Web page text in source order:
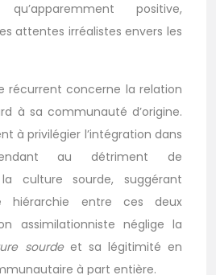
positive,
attentes irréalistes envers les
récurrent concerne la relation
à sa communauté d’origine.
à privilégier l’intégration dans
au détriment de
culture sourde, suggérant
hiérarchie entre ces deux
assimilationniste néglige la
sourde et sa légitimité en
à part entière.